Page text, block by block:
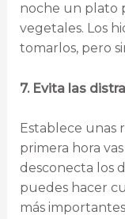
noche un plato
vegetales. Los
tomarlos, pero
7. Evita las
Establece unas
primera hora
desconecta los
puedes hacer
más